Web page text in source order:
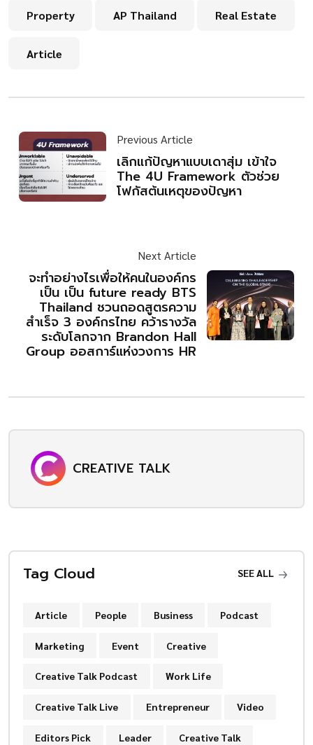
Property AP Thailand Real Estate
Article
Previous Article
เลิกแก้ปัญหาแบบเดาสุ่ม เข้าใจ
The 4U Framework ตัวช่วย
โฟกัสต้นเหตุของปัญหา
Next Article
จะทำอย่างไรเพื่อให้คนในองค์กร
เป็น เป็น future ready BTS
Thailand ชวนถอดสูตรความ
สำเร็จ 3 องค์กรไทย คว้ารางวัล
ระดับโลกจาก Brandon Hall
Group ออสการ์แห่งวงการ HR
CREATIVE TALK
Tag Cloud SEE ALL
Article People Business Podcast
Marketing Event Creative
Creative Talk Podcast Work Life
Creative Talk Live Entrepreneur Video
Editors Pick Leader Creative Talk